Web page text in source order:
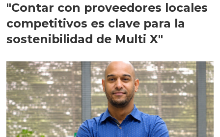
"Contar con proveedores locales
competitivos es clave para la
sostenibilidad de Multi X"